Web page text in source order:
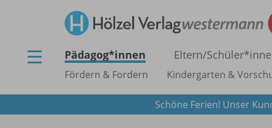
Pädagog*innen Eltern/
Fördern & Fordern Kindergarten &
Schöne Ferien! Unser